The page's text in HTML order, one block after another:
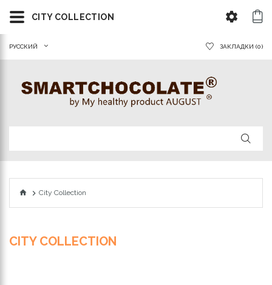
РУССКИЙ ЗАКЛАДКИ (0)
City Collection
CITY COLLECTION
CITY COLLECTION